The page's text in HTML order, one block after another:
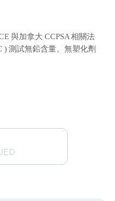
與加拿大 CCPSA 相關法
) 測試無鉛含量、無塑化劑